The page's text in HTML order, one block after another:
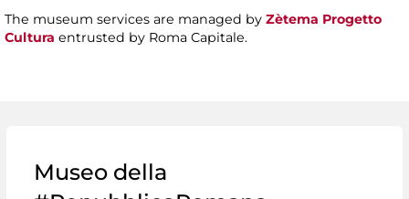
The museum services are managed by Zètema Progetto
Cultura entrusted by Roma Capitale.
Museo della